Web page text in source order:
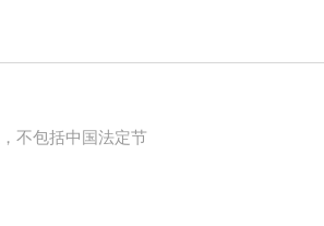
不包括中国法定节